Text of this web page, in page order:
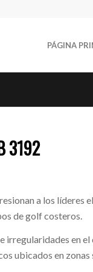
PÁGINA
3192
a los líderes
de golf costeros.
irregularidades en
ubicados en zonas